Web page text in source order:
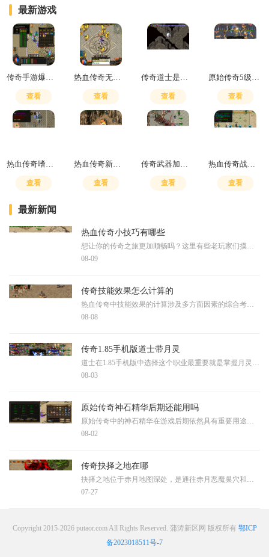
最新游戏
传奇手游爆率怎么算的
查看
热血传奇无极真气和嗜血术哪个好
查看
传奇道士是什么符号标志的
查看
原始传奇5级火灵符伤害多少
查看
热血传奇嗜血武器选择攻略
查看
热血传奇新手村怎么走
查看
传奇武器加幸运1到9的概率
查看
热血传奇战士烈火是魔法攻击吗
查看
最新新闻
热血传奇小技巧有哪些
想让你的传奇之旅更加顺畅吗？这里有些老玩家们摸索出来的实用心得。黑夜模式里出行不便，视野距离变短，咱们需要随身带着火把或蜡烛照亮前路，否则在刷图时很容易寸步难行。
08-09
传奇技能效果怎么计算的
热血传奇中技能效果的计算涉及多方面因素的综合考量。技能的基础伤害或治疗效果通常与角色的主属性直接相关，战士技能依赖攻击力，法师技能依赖魔法力，道士技能则与道术攻击
08-08
传奇1.85手机版道士带月灵
道士在1.85手机版中选择这个职业最重要就是掌握月灵召唤的核心玩法。当角色等级达到45级时就可以召唤出第一个月灵宝宝。这个月灵宝宝具有很高的攻击速度和独特的攻击方式。玩家
08-03
原始传奇神石精华后期还能用吗
原始传奇中的神石精华在游戏后期依然具有重要用途。神石系统通常在游戏开服三十天后开放，玩家可以通过完成每日任务或参与各类活动获得神石奖励。在后期阶段，多余的低级神石
08-02
传奇抉择之地在哪
抉择之地位于赤月地图深处，是通往赤月恶魔巢穴和恶魔祭坛的关键分岔路口。玩家首先需要从白日门安全区出发，进入丛林迷宫区域，丛林迷宫包含多个入口通往赤月峡谷的不同方向
07-27
Copyright 2015-2026 putaor.com All Rights Reserved. 蒲涛新区网 版权所有 鄂ICP
备2023018511号-7